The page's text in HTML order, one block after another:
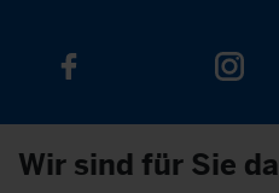
Wir sind für Sie da